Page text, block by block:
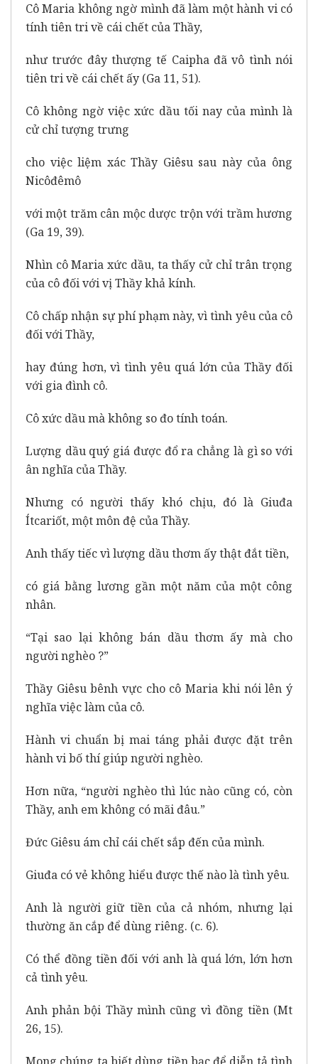
Cô Maria không ngờ mình đã làm một hành vi có
tính tiên tri về cái chết của Thầy,
như trước đây thượng tế Caipha đã vô tình nói
tiên tri về cái chết ấy (Ga 11, 51).
Cô không ngờ việc xức dầu tối nay của mình là
cử chỉ tượng trưng
cho việc liệm xác Thầy Giêsu sau này của ông
Nicôđêmô
với một trăm cân mộc dược trộn với trầm hương
(Ga 19, 39).
Nhìn cô Maria xức dầu, ta thấy cử chỉ trân trọng
của cô đối với vị Thầy khả kính.
Cô chấp nhận sự phí phạm này, vì tình yêu của cô
đối với Thầy,
hay đúng hơn, vì tình yêu quá lớn của Thầy đối
với gia đình cô.
Cô xức dầu mà không so đo tính toán.
Lượng dầu quý giá được đổ ra chẳng là gì so với
ân nghĩa của Thầy.
Nhưng có người thấy khó chịu, đó là Giuđa
Ítcariốt, một môn đệ của Thầy.
Anh thấy tiếc vì lượng dầu thơm ấy thật đắt tiền,
có giá bằng lương gần một năm của một công
nhân.
“Tại sao lại không bán dầu thơm ấy mà cho
người nghèo ?”
Thầy Giêsu bênh vực cho cô Maria khi nói lên ý
nghĩa việc làm của cô.
Hành vi chuẩn bị mai táng phải được đặt trên
hành vi bố thí giúp người nghèo.
Hơn nữa, “người nghèo thì lúc nào cũng có, còn
Thầy, anh em không có mãi đâu.”
Đức Giêsu ám chỉ cái chết sắp đến của mình.
Giuđa có vẻ không hiểu được thế nào là tình yêu.
Anh là người giữ tiền của cả nhóm, nhưng lại
thường ăn cắp để dùng riêng. (c. 6).
Có thể đồng tiền đối với anh là quá lớn, lớn hơn
cả tình yêu.
Anh phản bội Thầy mình cũng vì đồng tiền (Mt
26, 15).